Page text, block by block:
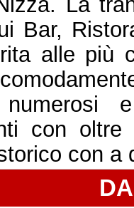
Bar,
alle più
con
con a